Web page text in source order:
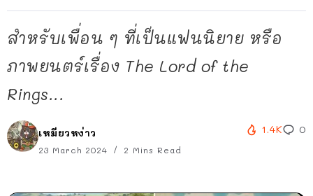
สำหรับเพื่อน ๆ ที่เป็นแฟนนิยาย หรือ
ภาพยนตร์เรื่อง The Lord of the
Rings...
เหมียวหง่าว
23 March 2024 2 Mins Read
1.4K 0